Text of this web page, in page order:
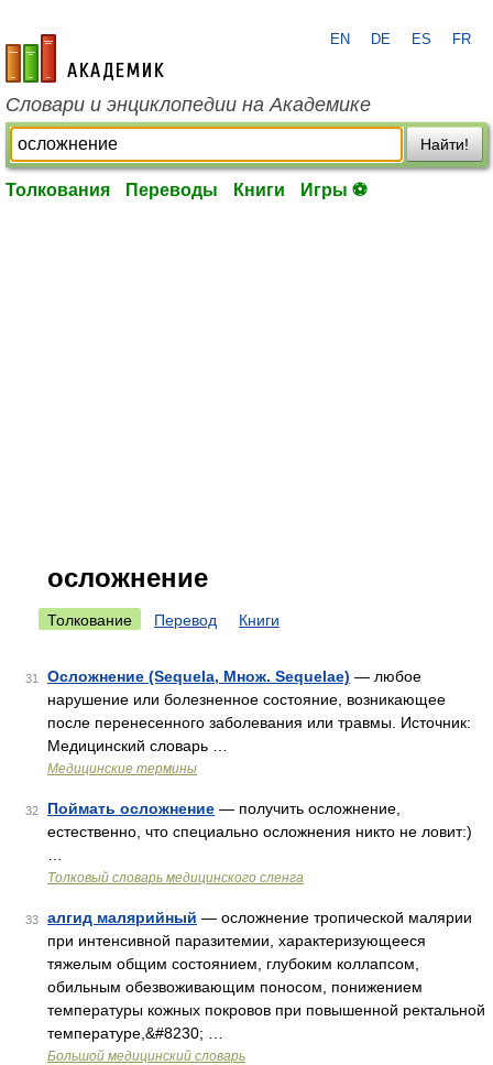
academic.ru
EN DE ES FR
Словари и энциклопедии на Академике
Найти!
Толкования Переводы Книги Игры ⚽
осложнение
Толкование Перевод Книги
31 Осложнение (Sequela, Множ. Sequelae) — любое
нарушение или болезненное состояние, возникающее
после перенесенного заболевания или травмы. Источник:
Медицинский словарь …
Медицинские термины
32 Поймать осложнение — получить осложнение,
естественно, что специально осложнения никто не ловит:)
Толковый словарь медицинского сленга
33 алгид малярийный — осложнение тропической малярии
при интенсивной паразитемии, характеризующееся
тяжелым общим состоянием, глубоким коллапсом,
обильным обезвоживающим поносом, понижением
температуры кожных покровов при повышенной ректальной
температуре,&#8230; …
Большой медицинский словарь